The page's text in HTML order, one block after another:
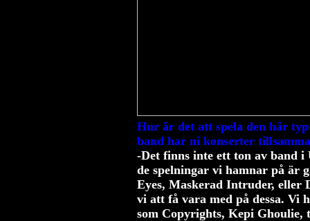
Hur är det att spela den här
band har ni konserter
-Det finns inte ett ton av band i
de spelningar vi hamnar på är
Eyes, Maskerad Intruder, eller
vi att få vara med på dessa. Vi
som Copyrights, Kepi Ghoulie,